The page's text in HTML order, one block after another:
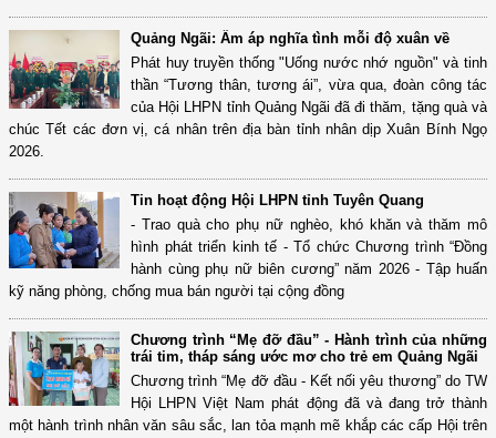
Quảng Ngãi: Ấm áp nghĩa tình mỗi độ xuân về
Phát huy truyền thống "Uống nước nhớ nguồn" và tinh
thần “Tương thân, tương ái”, vừa qua, đoàn công tác
của Hội LHPN tỉnh Quảng Ngãi đã đi thăm, tặng quà và
chúc Tết các đơn vị, cá nhân trên địa bàn tỉnh nhân dịp Xuân Bính Ngọ
2026.
Tin hoạt động Hội LHPN tỉnh Tuyên Quang
- Trao quà cho phụ nữ nghèo, khó khăn và thăm mô
hình phát triển kinh tế - Tổ chức Chương trình “Đồng
hành cùng phụ nữ biên cương” năm 2026 - Tập huấn
kỹ năng phòng, chống mua bán người tại cộng đồng
Chương trình “Mẹ đỡ đầu” - Hành trình của những
trái tim, tháp sáng ước mơ cho trẻ em Quảng Ngãi
Chương trình “Mẹ đỡ đầu - Kết nối yêu thương” do TW
Hội LHPN Việt Nam phát động đã và đang trở thành
một hành trình nhân văn sâu sắc, lan tỏa mạnh mẽ khắp các cấp Hội trên